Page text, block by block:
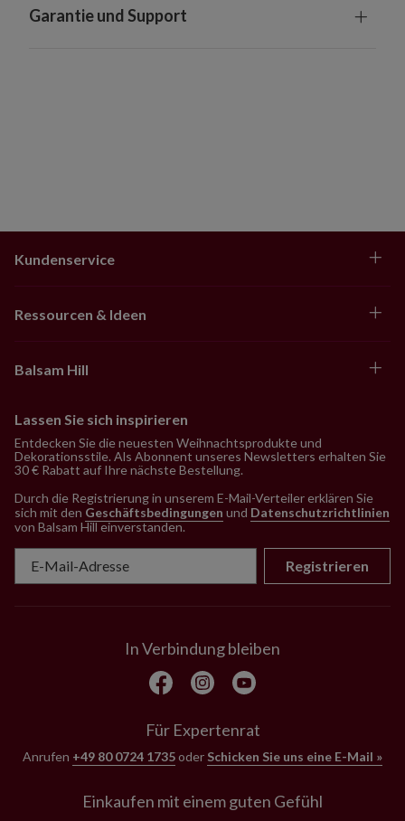
Garantie und Support
Kundenservice
Ressourcen & Ideen
Balsam Hill
Lassen Sie sich inspirieren
Entdecken Sie die neuesten Weihnachtsprodukte und
Dekorationsstile. Als Abonnent unseres Newsletters erhalten Sie
30 € Rabatt auf Ihre nächste Bestellung.
Durch die Registrierung in unserem E-Mail-Verteiler erklären Sie
sich mit den Geschäftsbedingungen und Datenschutzrichtlinien
von Balsam Hill einverstanden.
Registrieren
In Verbindung bleiben
Für Expertenrat
Anrufen +49 80 0724 1735oder Schicken Sie uns eine E-Mail »
Einkaufen mit einem guten Gefühl